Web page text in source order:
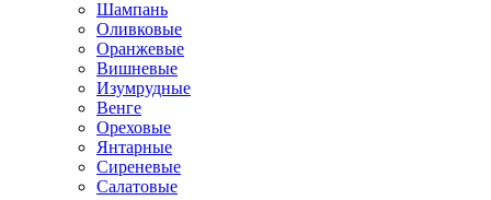
Шампань
Оливковые
Оранжевые
Вишневые
Изумрудные
Венге
Ореховые
Янтарные
Сиреневые
Салатовые